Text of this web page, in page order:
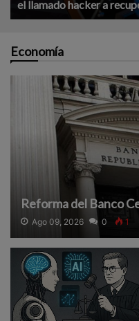
el llamado hacker a
Economía
Reforma del Banco
Ago 09, 2026 0 1